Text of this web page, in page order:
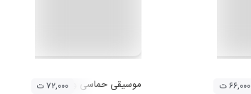
۶۶,۰۰۰ ت موسیقی حماسی و آیینی مازندران
۷۲,۰۰۰ ت